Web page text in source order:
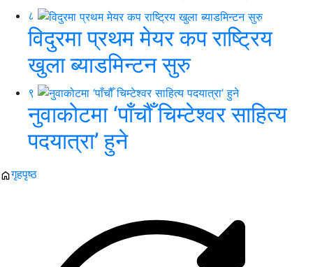
८
विदुरमा प्रथम मेयर कप राष्ट्रिय
खुला ब्याडमिन्टन सुरु
९
नुवाकोटमा ‘पाँचौँ चिम्टेश्वर साहित्य
पदयात्रा’ हुने
गृहपृष्ठ